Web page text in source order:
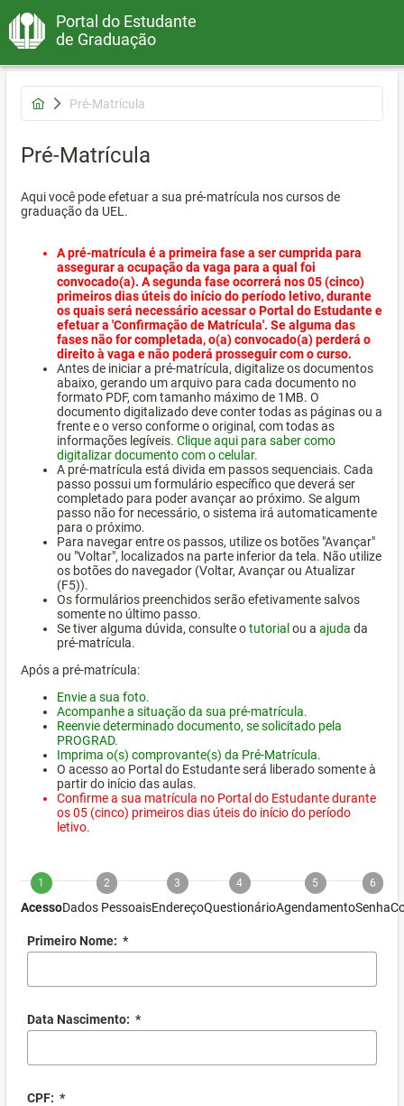
Portal do Estudante
de Graduação
Pré-Matrícula
Pré-Matrícula
Aqui você pode efetuar a sua pré-matrícula nos cursos de
graduação da UEL.
A pré-matrícula é a primeira fase a ser cumprida para
assegurar a ocupação da vaga para a qual foi
convocado(a). A segunda fase ocorrerá nos 05 (cinco)
primeiros dias úteis do início do período letivo, durante
os quais será necessário acessar o Portal do Estudante e
efetuar a 'Confirmação de Matrícula'. Se alguma das
fases não for completada, o(a) convocado(a) perderá o
direito à vaga e não poderá prosseguir com o curso.
Antes de iniciar a pré-matrícula, digitalize os documentos
abaixo, gerando um arquivo para cada documento no
formato PDF, com tamanho máximo de 1MB. O
documento digitalizado deve conter todas as páginas ou a
frente e o verso conforme o original, com todas as
informações legíveis. Clique aqui para saber como
digitalizar documento com o celular.
A pré-matrícula está divida em passos sequenciais. Cada
passo possui um formulário específico que deverá ser
completado para poder avançar ao próximo. Se algum
passo não for necessário, o sistema irá automaticamente
para o próximo.
Para navegar entre os passos, utilize os botões "Avançar"
ou "Voltar", localizados na parte inferior da tela. Não utilize
os botões do navegador (Voltar, Avançar ou Atualizar
(F5)).
Os formulários preenchidos serão efetivamente salvos
somente no último passo.
Se tiver alguma dúvida, consulte otutorial ou a ajuda da
pré-matrícula.
Após a pré-matrícula:
Envie a sua foto.
Acompanhe a situação da sua pré-matrícula.
Reenvie determinado documento, se solicitado pela
PROGRAD.
Imprima o(s) comprovante(s) da Pré-Matrícula.
O acesso ao Portal do Estudante será liberado somente à
partir do início das aulas.
Confirme a sua matrícula no Portal do Estudante durante
os 05 (cinco) primeiros dias úteis do início do período
letivo.
1
Acesso
2
Dados Pessoais
3
Endereço
4
Questionário
5
Agendamento
6
Senha
Primeiro Nome: *
Data Nascimento: *
CPF: *